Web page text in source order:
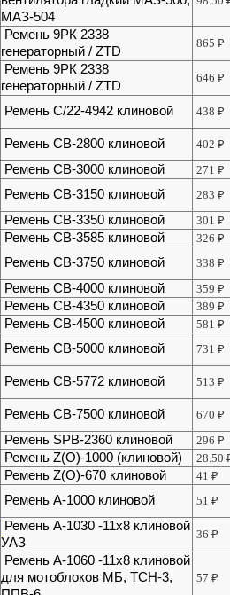
МАЗ-504
Ремень 9РК 2338
генераторный / ZTD
865₽
Ремень 9РК 2338
генераторный / ZTD
646₽
Ремень C/22-4942 клиновой 438₽
Ремень CB-2800 клиновой 402₽
Ремень CB-3000 клиновой 271₽
Ремень CB-3150 клиновой 283₽
Ремень CB-3350 клиновой 301₽
Ремень CB-3585 клиновой 326₽
Ремень CB-3750 клиновой 338₽
Ремень CB-4000 клиновой 359₽
Ремень CB-4350 клиновой 389₽
Ремень CB-4500 клиновой 581₽
Ремень CB-5000 клиновой 731₽
Ремень CB-5772 клиновой 513₽
Ремень CB-7500 клиновой 670₽
Ремень SPB-2360 клиновой 296₽
Ремень Z(O)-1000 (клиновой) 28.50
Ремень Z(O)-670 клиновой 41₽
Ремень А-1000 клиновой 51₽
Ремень А-1030 -11х8 клиновой
УАЗ
36₽
Ремень А-1060 -11х8 клиновой
для мотоблоков МБ, ТСН-3,
57₽